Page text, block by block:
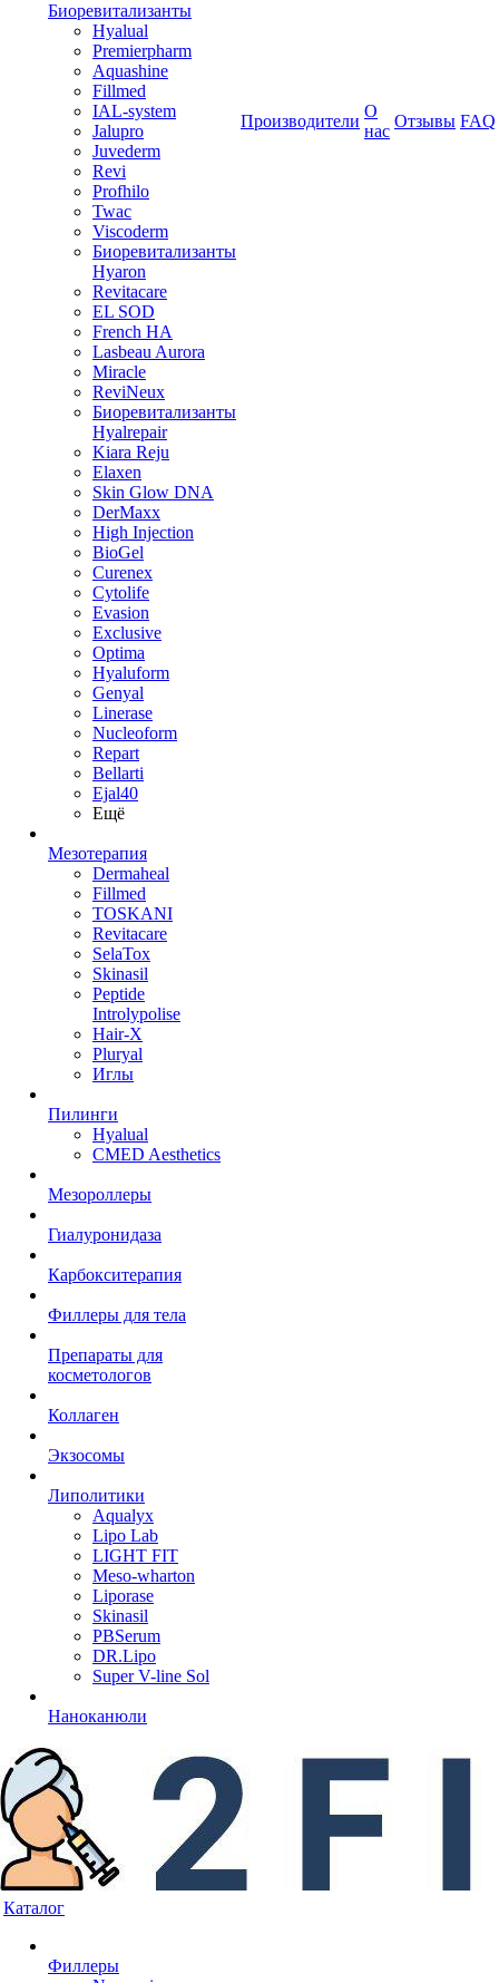
Биоревитализанты
Hyalual
Premierpharm
Aquashine
Fillmed
IAL-system
Jalupro
Juvederm
Revi
Profhilo
Twac
Viscoderm
Биоревитализанты
Hyaron
Revitacare
EL SOD
French HA
Lasbeau Aurora
Miracle
ReviNeux
Биоревитализанты
Hyalrepair
Kiara Reju
Elaxen
Skin Glow DNA
DerMaxx
High Injection
BioGel
Curenex
Cytolife
Evasion
Exclusive
Optima
Hyaluform
Genyal
Linerase
Nucleoform
Repart
Bellarti
Ejal40
Ещё
Мезотерапия
Dermaheal
Fillmed
TOSKANI
Revitacare
SelaTox
Skinasil
Peptide
Introlypolise
Hair-X
Pluryal
Иглы
Пилинги
Hyalual
CMED Aesthetics
Мезороллеры
Гиалуронидаза
Карбокситерапия
Филлеры для тела
Препараты для
косметологов
Коллаген
Экзосомы
Липолитики
Aqualyx
Lipo Lab
LIGHT FIT
Meso-wharton
Liporase
Skinasil
PBSerum
DR.Lipo
Super V-line Sol
Наноканюли
Производители
О
нас
Отзывы FAQ
Каталог
Филлеры